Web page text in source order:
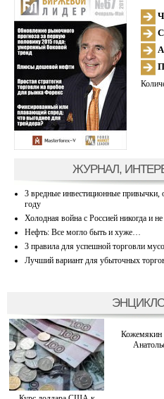
ЖУРНАЛ,
3 вредные инвестиционные привычки,
году
Холодная война с Россией никогда и не
Нефть: Все могло быть и хуже…
3 правила для успешной торговли
Лучший вариант для убыточных
Кожемякин